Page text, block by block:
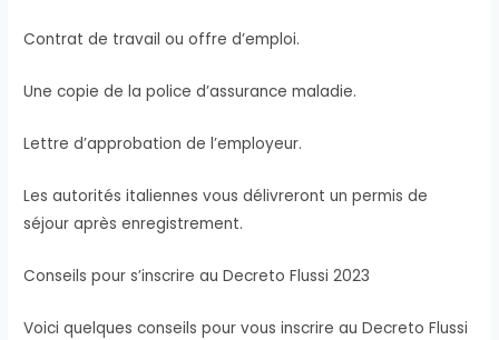
Contrat de travail ou offre d’emploi.
Une copie de la police d’assurance maladie.
Lettre d’approbation de l’employeur.
Les autorités italiennes vous délivreront un permis de
séjour après enregistrement.
Conseils pour s’inscrire au Decreto Flussi 2023
Voici quelques conseils pour vous inscrire au Decreto Flussi